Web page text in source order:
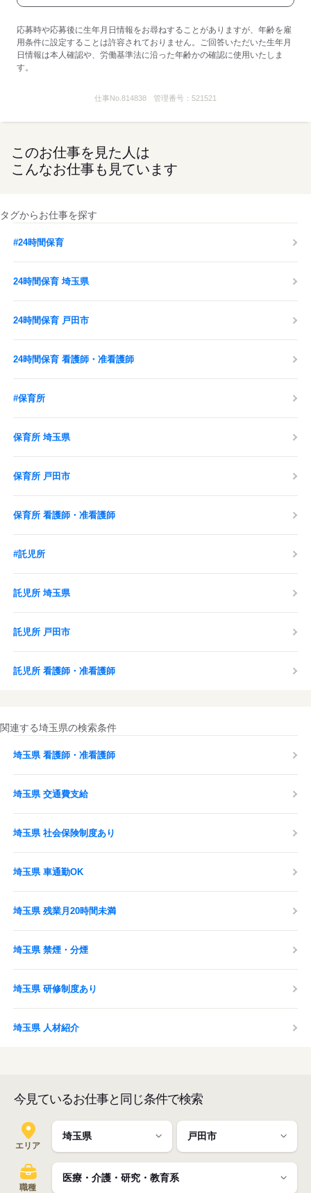
応募時や応募後に生年月日情報をお尋ねすることがありますが、年齢を雇
用条件に設定することは許容されておりません。ご回答いただいた生年月
日情報は本人確認や、労働基準法に沿った年齢かの確認に使用いたしま
す。
仕事No.814838 管理番号： 521521
このお仕事を見た人は
こんなお仕事も見ています
タグからお仕事を探す
#24時間保育
24時間保育 埼玉県
24時間保育 戸田市
24時間保育 看護師・准看護師
#保育所
保育所 埼玉県
保育所 戸田市
保育所 看護師・准看護師
#託児所
託児所 埼玉県
託児所 戸田市
託児所 看護師・准看護師
関連する埼玉県の検索条件
埼玉県 看護師・准看護師
埼玉県 交通費支給
埼玉県 社会保険制度あり
埼玉県 車通勤OK
埼玉県 残業月20時間未満
埼玉県 禁煙・分煙
埼玉県 研修制度あり
埼玉県 人材紹介
今見ているお仕事と同じ条件で検索
エリア
職種